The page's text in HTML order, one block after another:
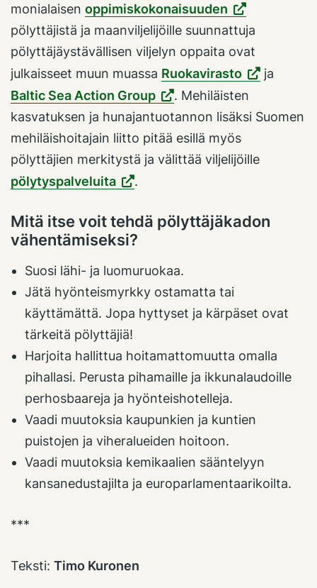
monialaisen oppimiskokonaisuuden
pölyttäjistä ja maanviljelijöille suunnattuja
pölyttäjäystävällisen viljelyn oppaita ovat
julkaisseet muun muassa Ruokavirasto
ja
Baltic Sea Action Group
. Mehiläisten
kasvatuksen ja hunajantuotannon lisäksi Suomen
mehiläishoitajain liitto pitää esillä myös
pölyttäjien merkitystä ja välittää viljelijöille
pölytyspalveluita
.
Mitä itse voit tehdä pölyttäjäkadon
vähentämiseksi?
Suosi lähi- ja luomuruokaa.
Jätä hyönteismyrkky ostamatta tai
käyttämättä. Jopa hyttyset ja kärpäset ovat
tärkeitä pölyttäjiä!
Harjoita hallittua hoitamattomuutta omalla
pihallasi. Perusta pihamaille ja ikkunalaudoille
perhosbaareja ja hyönteishotelleja.
Vaadi muutoksia kaupunkien ja kuntien
puistojen ja viheralueiden hoitoon.
Vaadi muutoksia kemikaalien sääntelyyn
kansanedustajilta ja europarlamentaarikoilta.
***
Teksti: Timo Kuronen